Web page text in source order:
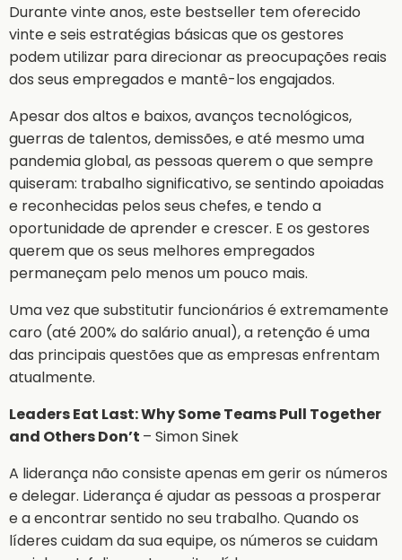
Durante vinte anos, este bestseller tem oferecido
vinte e seis estratégias básicas que os gestores
podem utilizar para direcionar as preocupações reais
dos seus empregados e mantê-los engajados.
Apesar dos altos e baixos, avanços tecnológicos,
guerras de talentos, demissões, e até mesmo uma
pandemia global, as pessoas querem o que sempre
quiseram: trabalho significativo, se sentindo apoiadas
e reconhecidas pelos seus chefes, e tendo a
oportunidade de aprender e crescer. E os gestores
querem que os seus melhores empregados
permaneçam pelo menos um pouco mais.
Uma vez que substitutir funcionários é extremamente
caro (até 200% do salário anual), a retenção é uma
das principais questões que as empresas enfrentam
atualmente.
Leaders Eat Last: Why Some Teams Pull Together
and Others Don’t – Simon Sinek
A liderança não consiste apenas em gerir os números
e delegar. Liderança é ajudar as pessoas a prosperar
e a encontrar sentido no seu trabalho. Quando os
líderes cuidam da sua equipe, os números se cuidam